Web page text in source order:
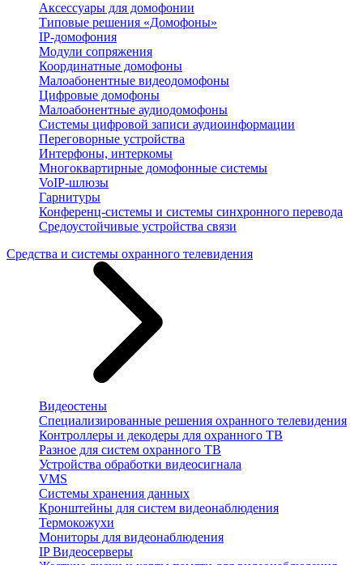
Аксессуары для домофонии
Типовые решения «Домофоны»
IP-домофония
Модули сопряжения
Координатные домофоны
Малоабонентные видеодомофоны
Цифровые домофоны
Малоабонентные аудиодомофоны
Системы цифровой записи аудиоинформации
Переговорные устройства
Интерфоны, интеркомы
Многоквартирные домофонные системы
VoIP-шлюзы
Гарнитуры
Конференц-системы и системы синхронного перевода
Средоустойчивые устройства связи
Средства и системы охранного телевидения
Видеостены
Специализированные решения охранного телевидения
Контроллеры и декодеры для охранного ТВ
Разное для систем охранного ТВ
Устройства обработки видеосигнала
VMS
Системы хранения данных
Кронштейны для систем видеонаблюдения
Термокожухи
Мониторы для видеонаблюдения
IP Видеосерверы